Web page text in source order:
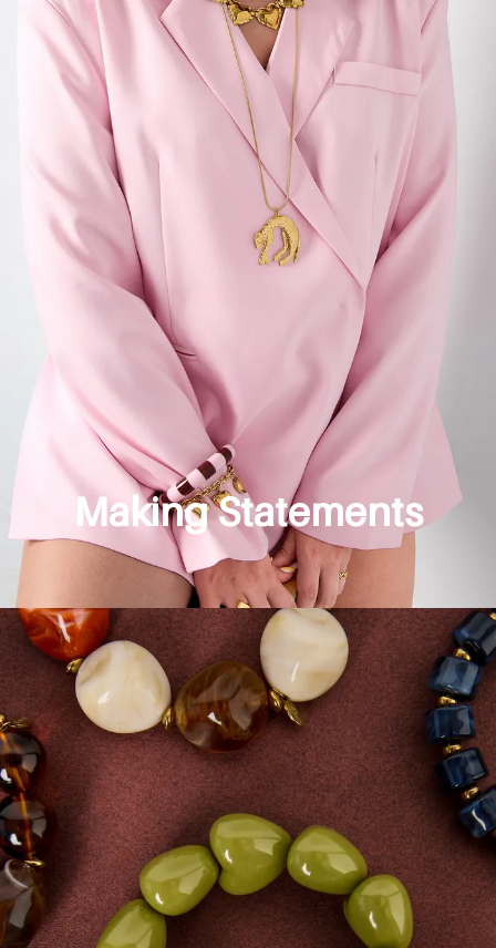
Making Statements